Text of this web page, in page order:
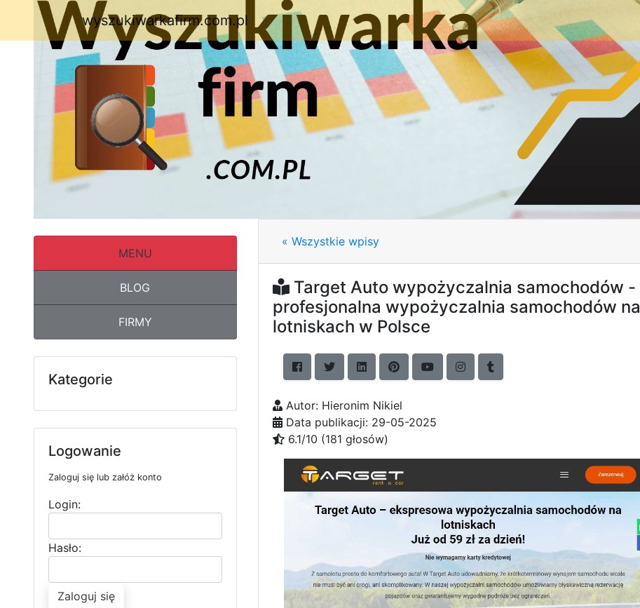
wyszukiwarkafirm.com.pl
MENU
BLOG
FIRMY
Kategorie
Logowanie
Zaloguj się lub załóż konto
Login:
Hasło:
Zaloguj się
« Wszystkie wpisy
Target Auto wypożyczalnia samochodów -
profesjonalna wypożyczalnia samochodów na
lotniskach w Polsce
Autor: Hieronim Nikiel
Data publikacji: 29-05-2025
6.1/10 (181 głosów)